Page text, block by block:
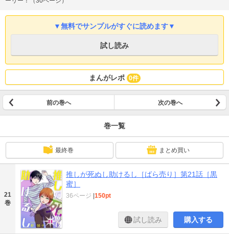
▼無料でサンプルがすぐに読めます▼
試し読み
まんがレポ 0件
前の巻へ 次の巻へ
巻一覧
最終巻 まとめ買い
21
巻
推しが死ぬし助けるし［ばら売り］第21話［黒
蜜］
36ページ 150pt
試し読み 購入する